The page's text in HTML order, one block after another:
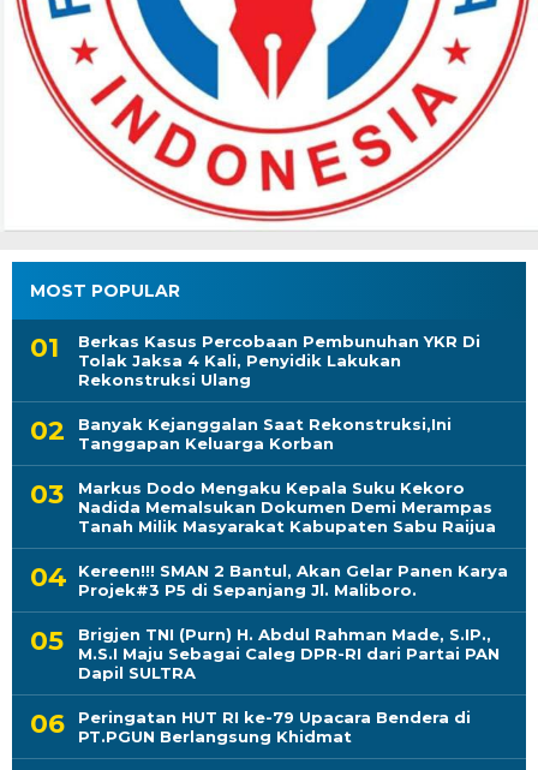
MOST POPULAR
Berkas Kasus Percobaan Pembunuhan YKR Di
Tolak Jaksa 4 Kali, Penyidik Lakukan
Rekonstruksi Ulang
Banyak Kejanggalan Saat Rekonstruksi,Ini
Tanggapan Keluarga Korban
Markus Dodo Mengaku Kepala Suku Kekoro
Nadida Memalsukan Dokumen Demi Merampas
Tanah Milik Masyarakat Kabupaten Sabu Raijua
Kereen!!! SMAN 2 Bantul, Akan Gelar Panen Karya
Projek#3 P5 di Sepanjang Jl. Maliboro.
Brigjen TNI (Purn) H. Abdul Rahman Made, S.IP.,
M.S.I Maju Sebagai Caleg DPR-RI dari Partai PAN
Dapil SULTRA
Peringatan HUT RI ke-79 Upacara Bendera di
PT.PGUN Berlangsung Khidmat